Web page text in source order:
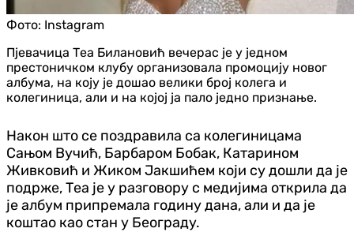
Фото: Instagram
Пјевачица Теа Билановић вечерас је у једном
престоничком клубу организовала промоцију новог
албума, на коју је дошао велики број колега и
колегиница, али и на којој ја пало једно признање.
Након што се поздравила са колегиницама
Сањом Вучић, Барбаром Бобак, Катарином
Живковић и Жиком Јакшићем који су дошли да је
подрже, Теа је у разговору с медијима открила да
је албум припремала годину дана, али и да је
коштао као стан у Београду.